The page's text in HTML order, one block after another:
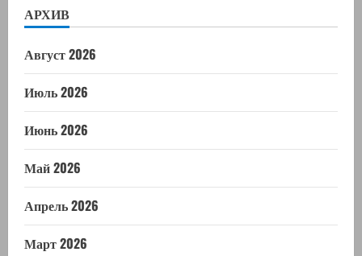
АРХИВ
Август 2026
Июль 2026
Июнь 2026
Май 2026
Апрель 2026
Март 2026